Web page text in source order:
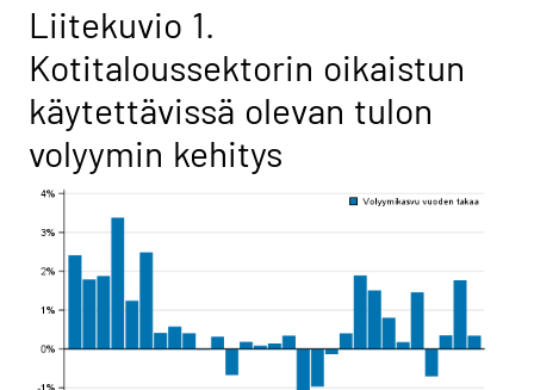
Liitekuvio 1.
Kotitaloussektorin oikaistun
käytettävissä olevan tulon
volyymin kehitys